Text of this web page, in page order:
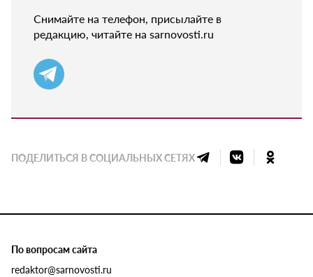
Снимайте на телефон, присылайте в
редакцию, читайте на sarnovosti.ru
ПОДЕЛИТЬСЯ В СОЦИАЛЬНЫХ СЕТЯХ
По вопросам сайта
redaktor@sarnovosti.ru